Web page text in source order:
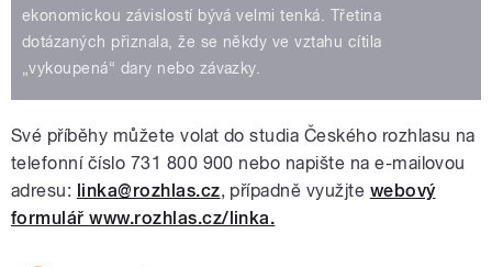
ekonomickou závislostí bývá velmi tenká. Třetina
dotázaných přiznala, že se někdy ve vztahu cítila
„vykoupená“ dary nebo závazky.
Své příběhy můžete volat do studia Českého rozhlasu na
telefonní číslo 731 800 900 nebo napište na e-mailovou
adresu: linka@rozhlas.cz, případně využjte webový
formulář www.rozhlas.cz/linka.